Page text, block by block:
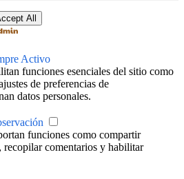
All
Activo
funciones esenciales del sitio como
de preferencias de
datos personales.
funciones como compartir
recopilar comentarios y habilitar